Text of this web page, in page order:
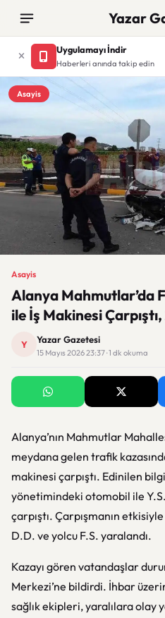
Yazar
Uygulamayı İndir
Haberleri anında takip edin
Asayis
Asayis
Alanya Mahmutlar’da
ile İş Makinesi Çarpıştı,
Y Yazar Gazetesi
15 Mayıs 2026 23:37 · 1 dk okuma
Alanya’nın Mahmutlar
meydana gelen trafik
makinesi çarpıştı. Edinilen
yönetimindeki otomobil ile
çarpıştı. Çarpışmanın
D.D. ve yolcu F.S. yaralandı.
Kazayı gören vatandaşlar
Merkezi’ne bildirdi. İhbar
sağlık ekipleri, yaralılara olay